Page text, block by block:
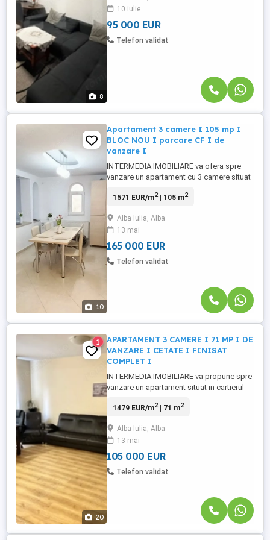
8
spațiile generoase, fiind compusă din
două dormitoare luminoase, ...
10 iulie
95 000 EUR
Telefon validat
10
Apartament 3 camere I 105 mp I
BLOC NOU I parcare CF I de
vanzare I
INTERMEDIA IMOBILIARE va ofera spre
vanzare un apartament cu 3 camere situat
dormitoare dintre care unul matrimonial cu
unul deschis. Bucatarie loc de servire a
mesei. Livingul mare cu ieșire direct pe
balcon. Și încă o baie. ...
1571 EUR/m2| 105 m2
Alba Iulia, Alba
13 mai
165 000 EUR
Telefon validat
20
1
APARTAMENT 3 CAMERE I 71 MP I DE
VANZARE I CETATE I FINISAT
COMPLET I
INTERMEDIA IMOBILIARE va propune spre
vanzare un apartament situat in cartierul
este bine compartimentat și are finisaje
oferă un aspect contemporan. Feroneria
este de calitate, iar pereții sunt vopsiți în
bej alb, creând ...
1479 EUR/m2| 71 m2
Alba Iulia, Alba
13 mai
105 000 EUR
Telefon validat